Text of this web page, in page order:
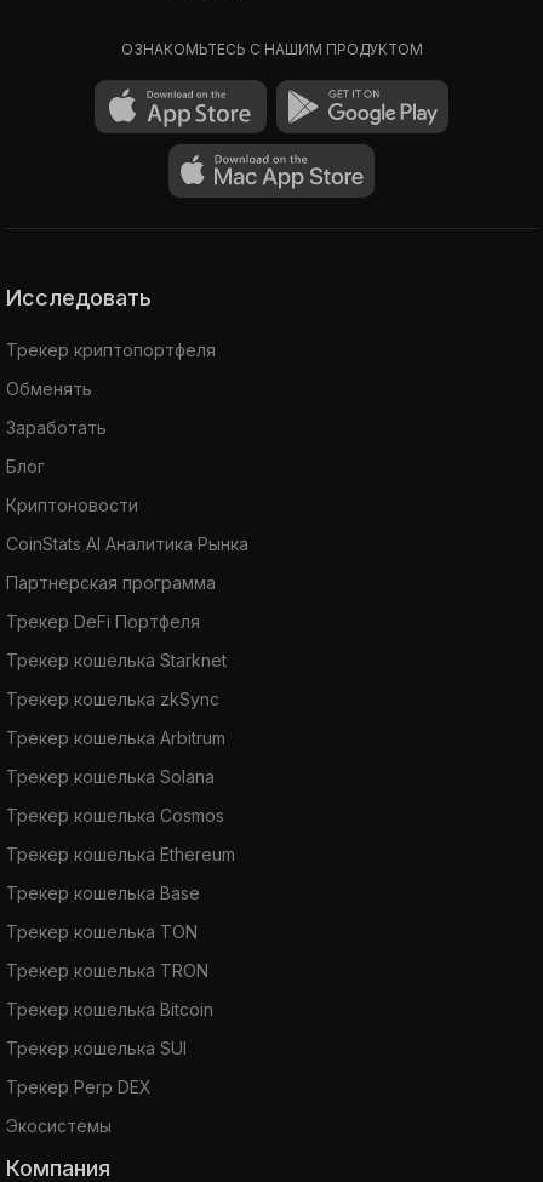
ОЗНАКОМЬТЕСЬ С НАШИМ ПРОДУКТОМ
Исследовать
Трекер криптопортфеля
Обменять
Заработать
Блог
Криптоновости
CoinStats AI Аналитика Рынка
Партнерская программа
Трекер DeFi Портфеля
Трекер кошелька Starknet
Трекер кошелька zkSync
Трекер кошелька Arbitrum
Трекер кошелька Solana
Трекер кошелька Cosmos
Трекер кошелька Ethereum
Трекер кошелька Base
Трекер кошелька TON
Трекер кошелька TRON
Трекер кошелька Bitcoin
Трекер кошелька SUI
Трекер Perp DEX
Экосистемы
Компания